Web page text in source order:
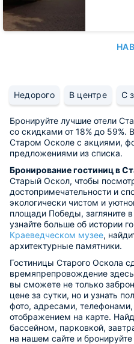
Недорого В центре С
Бронируйте лучшие отели
со скидками от 18% до 59%.
Старом Осколе с акциями,
предложениями из списка.
Бронирование гостиниц в
Старый Оскол, чтобы
достопримечательности и
экологически чистом и
площади Победы, загляните
узнайте больше об истории
Краеведческом музее,
архитектурные памятники.
Гостиницы Старого Оскола
времяпрепровождение
вы сможете не только
цене за сутки, но и узнать
фото, адресами,
отображением на карте.
бассейном, парковкой,
на нашем сайте и